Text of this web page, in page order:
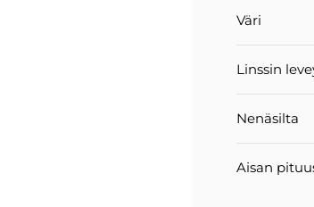
Väri
Linssin
Nenäsilta
Aisan